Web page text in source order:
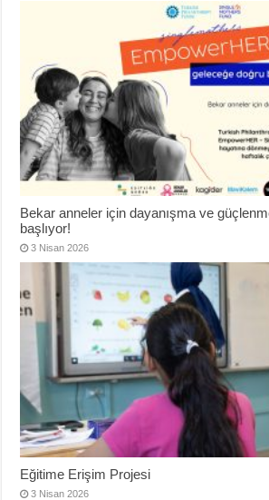
Bekar anneler için dayanışma ve
başlıyor!
3 Nisan 2026
Eğitime Erişim Projesi
3 Nisan 2026